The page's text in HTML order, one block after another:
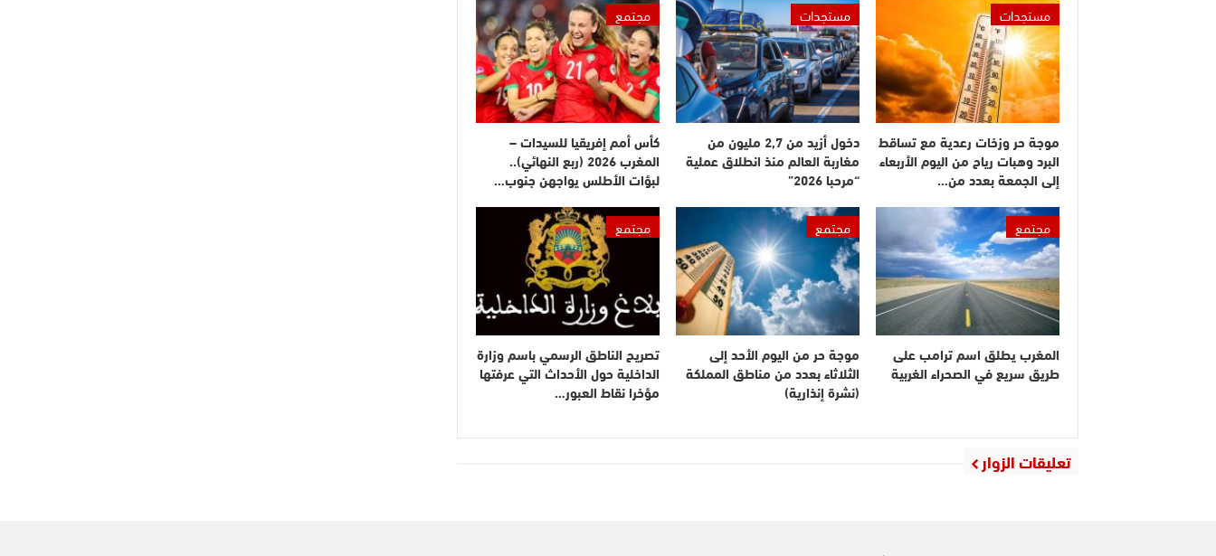
مستجدات
موجة حر وزخات رعدية مع تساقط
البرد وهبات رياح من اليوم الأربعاء
إلى الجمعة بعدد من…
مستجدات
دخول أزيد من 2,7 مليون من
مغاربة العالم منذ انطلاق عملية
“مرحبا 2026”
مجتمع
كأس أمم إفريقيا للسيدات –
المغرب 2026 (ربع النهائي)..
لبؤات الأطلس يواجهن جنوب…
مجتمع
المغرب يطلق اسم ترامب على
طريق سريع في الصحراء الغربية
مجتمع
موجة حر من اليوم الأحد إلى
الثلاثاء بعدد من مناطق المملكة
(نشرة إنذارية)
مجتمع
تصريح الناطق الرسمي باسم وزارة
الداخلية حول الأحداث التي عرفتها
مؤخرا نقاط العبور…
تعليقات الزوار